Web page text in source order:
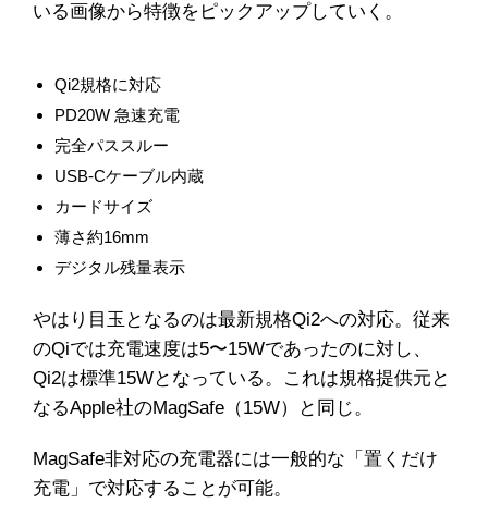
いる画像から特徴をピックアップしていく。
Qi2規格に対応
PD20W 急速充電
完全パススルー
USB-Cケーブル内蔵
カードサイズ
薄さ約16mm
デジタル残量表示
やはり目玉となるのは最新規格Qi2への対応。従来
のQiでは充電速度は5〜15Wであったのに対し、
Qi2は標準15Wとなっている。これは規格提供元と
なるApple社のMagSafe（15W）と同じ。
MagSafe非対応の充電器には一般的な「置くだけ
充電」で対応することが可能。